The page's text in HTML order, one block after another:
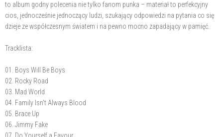
to album godny polecenia nie tylko fanom punka – materiał to perfekcyjny
cios, jednocześnie jednoczący ludzi, szukający odpowiedzi na pytania co się
dzieje ze współczesnym światem i na pewno mocno zapadający w pamięć.
Tracklista:
01. Boys Will Be Boys
02. Rocky Road
03. Mad World
04. Family Isn't Always Blood
05. Brace Up
06. Jimmy Fake